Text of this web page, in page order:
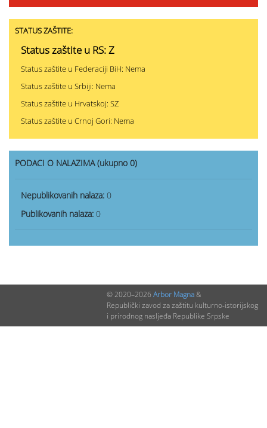
STATUS ZAŠTITE:
Status zaštite u RS: Z
Status zaštite u Federaciji BiH: Nema
Status zaštite u Srbiji: Nema
Status zaštite u Hrvatskoj: SZ
Status zaštite u Crnoj Gori: Nema
PODACI O NALAZIMA (ukupno 0)
Nepublikovanih nalaza: 0
Publikovanih nalaza: 0
© 2020–2026 Arbor Magna&
Republički zavod za zaštitu kulturno-istorijskog
i prirodnog nasljeđa Republike Srpske